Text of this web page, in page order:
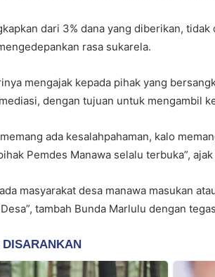
dari 3% dana yang diberikan,
rasa sukarela.
mengajak kepada pihak yang
dengan tujuan untuk mengambil
ada kesalahpahaman, kalo
Pemdes Manawa selalu terbuka”,
masyarakat desa manawa masukan
tambah Bunda Marlulu dengan